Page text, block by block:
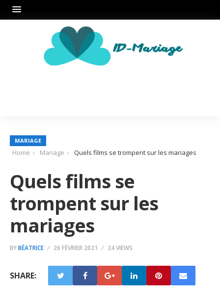
MARIAGE
Home Mariage Quels films se trompent sur les mariages
Quels films se
trompent sur les
mariages
BYBÉATRICE 26 FÉVRIER 2021 24 VIEWS
SHARE: